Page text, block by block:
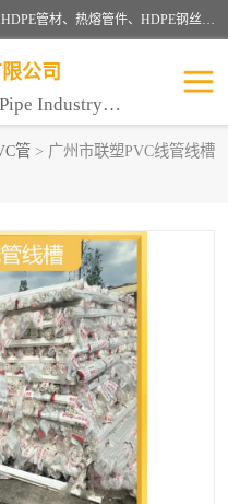
深圳市鑫润通管业有限公司专业生产批发：HDPE管材、热熔管件、HDPE钢丝骨架管、电熔管件、HDPE双壁波纹管、MPP电力管、井盖、PVC管材管件、PPR管材管件等；公司自创建以来，始终秉承“团结、务实、创新、守信”的服务宗旨，凭借专业的服务以及多年的勤奋拼搏，发展成为一家专业销售各种管材管件，绝缘电工套管及配件等系列产品的贸易公司。
公司
Shenzhen Xinruntong Pipe Industry Co., Ltd
管 > 广州市联塑PVC线管线槽
HDPE电力通讯管
MPP电力通信管
联塑PPR管
联塑家装红蓝线管